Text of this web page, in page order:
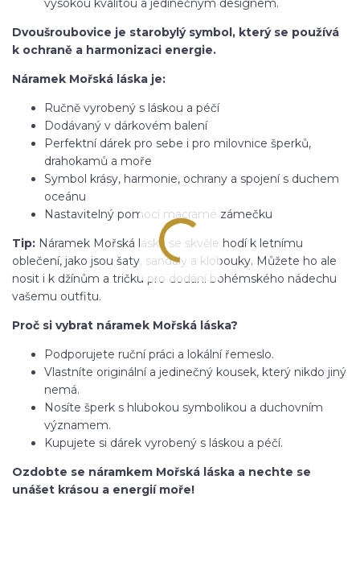
vysokou kvalitou a jedinečným designem.
Dvoušroubovice je starobylý symbol, který se používá
k ochraně a harmonizaci energie.
Náramek Mořská láska je:
Ručně vyrobený s láskou a péčí
Dodávaný v dárkovém balení
Perfektní dárek pro sebe i pro milovnice šperků,
drahokamů a moře
Symbol krásy, harmonie, ochrany a spojení s duchem
oceánu
Nastavitelný pomocí macramé zámečku
Tip: Náramek Mořská láska se skvěle hodí k letnímu
oblečení, jako jsou šaty, sandály a klobouky. Můžete ho ale
nosit i k džínům a tričku pro dodání bohémského nádechu
vašemu outfitu.
Proč si vybrat náramek Mořská láska?
Podporujete ruční práci a lokální řemeslo.
Vlastníte originální a jedinečný kousek, který nikdo jiný
nemá.
Nosíte šperk s hlubokou symbolikou a duchovním
významem.
Kupujete si dárek vyrobený s láskou a péčí.
Ozdobte se náramkem Mořská láska a nechte se
unášet krásou a energií moře!